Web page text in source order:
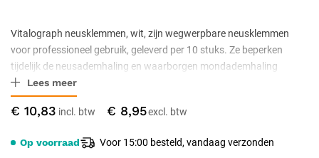
€ 10,83 € 8,95
Op voorraad Voor 15:00 besteld, vandaag verzonden
Vitalograph neusklemmen, wit, zijn wegwerpbare neusklemmen
voor professioneel gebruik, geleverd per 10 stuks. Ze beperken
tijdelijk de neusademhaling en waarborgen mondademhaling
tijdens longfunctietests en andere diagnostische procedures. De
klemmen zijn gemaakt van kunststof met zachte schuiminzet voor
comfort, latexvrij en CE-gecertificeerd.
Lees meer